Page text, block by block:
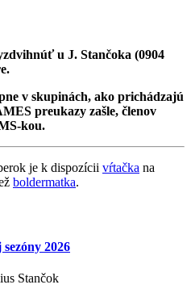
u J. Stančoka (0904
v skupinách, ako prichádzajú
preukazy zašle, členov
kou.
je k dispozícii vŕtačka na
boldermatka.
2026
Stančok